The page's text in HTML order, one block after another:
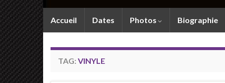
Accueil Dates Photos Biographie
TAG: VINYLE